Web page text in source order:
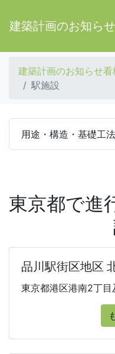
建築計画のお知ら
建築計画のお知らせ
駅施設
用途・構造・基礎工
東京都で進
品川駅街区地区
東京都港区港南2丁